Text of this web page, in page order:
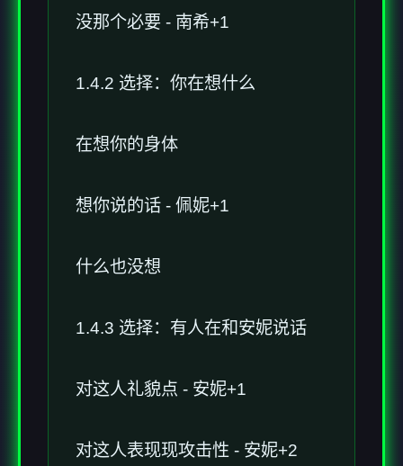
没那个必要 - 南希+1
1.4.2 选择：你在想什么
在想你的身体
想你说的话 - 佩妮+1
什么也没想
1.4.3 选择：有人在和安妮说话
对这人礼貌点 - 安妮+1
对这人表现现攻击性 - 安妮+2